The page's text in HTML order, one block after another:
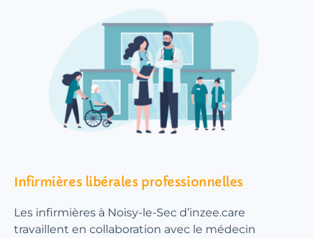
Infirmières libérales professionnelles
Les infirmières à Noisy-le-Sec d’inzee.care
travaillent en collaboration avec le médecin